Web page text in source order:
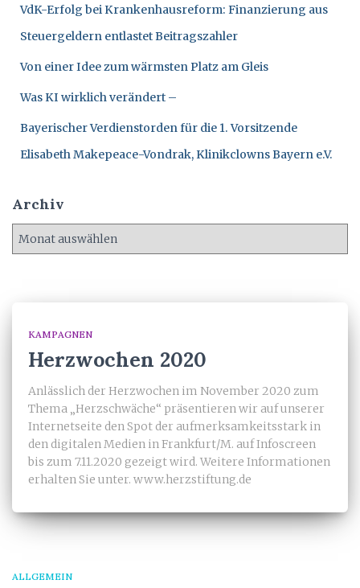
VdK-Erfolg bei Krankenhausreform: Finanzierung aus
Steuergeldern entlastet Beitragszahler
Von einer Idee zum wärmsten Platz am Gleis
Was KI wirklich verändert –
Bayerischer Verdienstorden für die 1. Vorsitzende
Elisabeth Makepeace-Vondrak, Klinikclowns Bayern e.V.
Archiv
KAMPAGNEN
Herzwochen 2020
Anlässlich der Herzwochen im November 2020 zum
Thema „Herzschwäche“ präsentieren wir auf unserer
Internetseite den Spot der aufmerksamkeitsstark in
den digitalen Medien in Frankfurt/M. auf Infoscreen
bis zum 7.11.2020 gezeigt wird. Weitere Informationen
erhalten Sie unter. www.herzstiftung.de
ALLGEMEIN